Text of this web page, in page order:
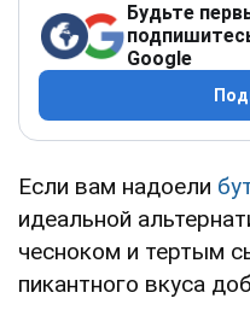
Будьте
Google
Если вам надоели
идеальной
чесноком и тертым
пикантного вкуса